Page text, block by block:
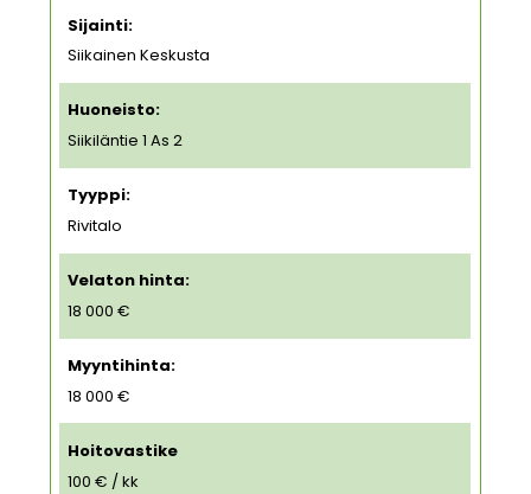
Sijainti:
Siikainen Keskusta
Huoneisto:
Siikiläntie 1 As 2
Tyyppi:
Rivitalo
Velaton hinta:
18 000 €
Myyntihinta:
18 000 €
Hoitovastike
100 € / kk